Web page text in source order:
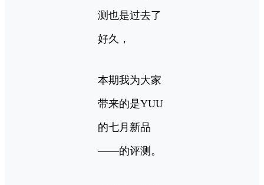
测也是过去了
好久，
本期我为大家
带来的是YUU
的七月新品
——的评测。